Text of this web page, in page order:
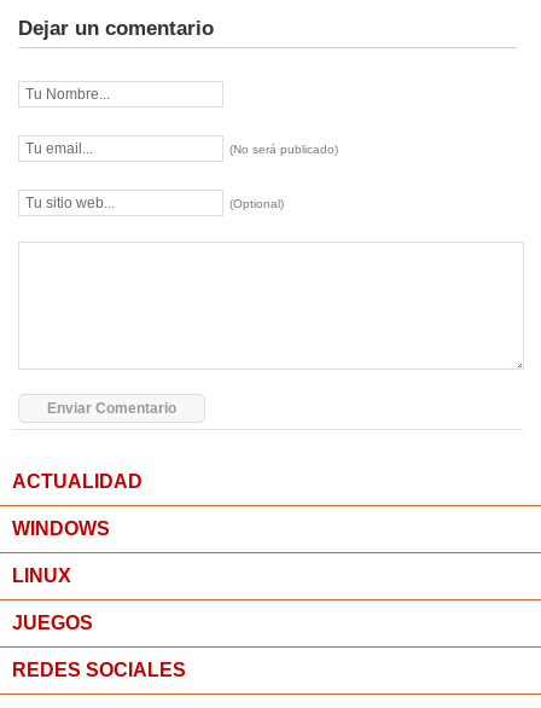
Dejar un comentario
(No será publicado)
(Optional)
ACTUALIDAD
WINDOWS
LINUX
JUEGOS
REDES SOCIALES